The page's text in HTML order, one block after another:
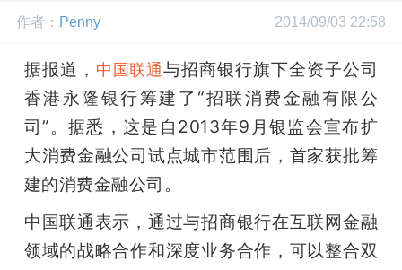
网
开
课
作者： Penny 2014/09/03 22:58
据报道， 中国联通与招商银行旗下全资子公司
香港永隆银行筹建了“招联消费金融有限公
司”。据悉，这是自2013年9月银监会宣布扩
大消费金融公司试点城市范围后，首家获批筹
建的消费金融公司。
中国联通表示，通过与招商银行在互联网金融
领域的战略合作和深度业务合作，可以整合双